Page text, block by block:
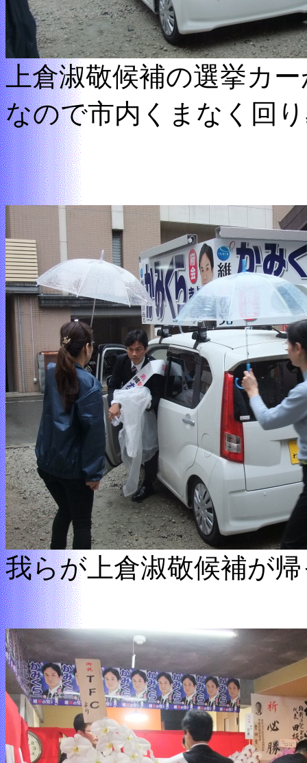
上倉淑敬候補の選挙カ
なので市内くまなく回
我らが上倉淑敬候補が